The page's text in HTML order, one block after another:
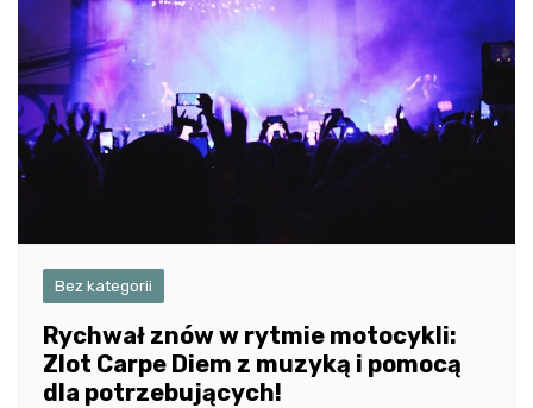
Bez kategorii
Rychwał znów w rytmie motocykli:
Zlot Carpe Diem z muzyką i pomocą
dla potrzebujących!